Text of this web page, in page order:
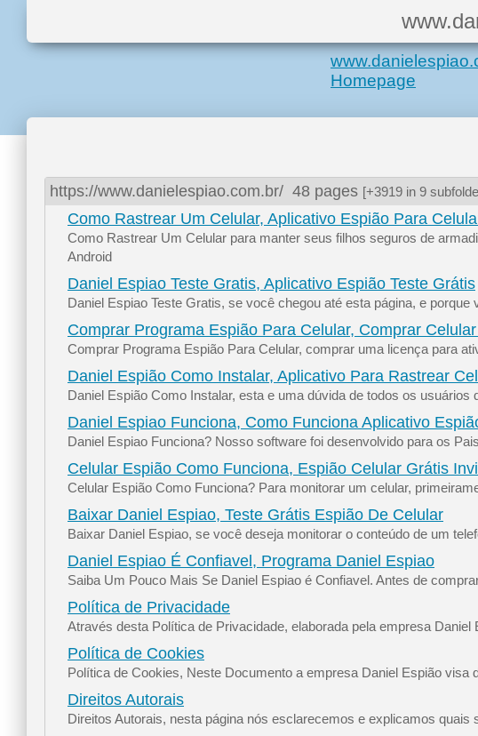
Homepage
https://www.danielespiao.com.br/ 48 pages [+3919 in 9
Como Rastrear Um Celular, Aplicativo Espião Para
Como Rastrear Um Celular para manter seus filhos seguros de
Android
Daniel Espiao Teste Gratis, Aplicativo Espião Teste Grátis
Daniel Espiao Teste Gratis, se você chegou até esta página, e
Comprar Programa Espião Para Celular, Comprar
Comprar Programa Espião Para Celular, comprar uma licença para
Daniel Espião Como Instalar, Aplicativo Para Rastrear
Daniel Espião Como Instalar, esta e uma dúvida de todos os
Daniel Espiao Funciona, Como Funciona Aplicativo
Daniel Espiao Funciona? Nosso software foi desenvolvido para os
Celular Espião Como Funciona, Espião Celular Grátis
Celular Espião Como Funciona? Para monitorar um celular,
Baixar Daniel Espiao, Teste Grátis Espião De Celular
Baixar Daniel Espiao, se você deseja monitorar o conteúdo de um
Daniel Espiao É Confiavel, Programa Daniel Espiao
Saiba Um Pouco Mais Se Daniel Espiao é Confiavel. Antes de
Política de Privacidade
Através desta Política de Privacidade, elaborada pela empresa
Política de Cookies
Política de Cookies, Neste Documento a empresa Daniel Espião
Direitos Autorais
Direitos Autorais, nesta página nós esclarecemos e explicamos